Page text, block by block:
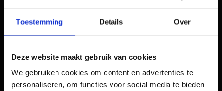
Toestemming Details Over
Deze website maakt gebruik van cookies
We gebruiken cookies om content en advertenties te
personaliseren, om functies voor social media te bieden
de website crawlen en deze op die manier
website. Dit is een van de vele belangrijke